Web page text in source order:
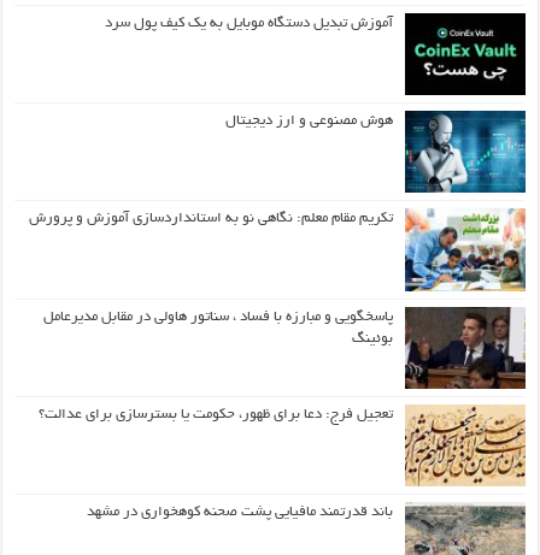
آموزش تبدیل دستگاه موبایل به یک کیف‌ پول سرد
هوش مصنوعی و ارز دیجیتال
تکریم مقام معلم: نگاهی نو به استانداردسازی آموزش و پرورش
پاسخگویی و مبارزه با فساد ، سناتور هاولی در مقابل مدیرعامل
بوئینگ
تعجیل فرج: دعا برای ظهور، حکومت یا بسترسازی برای عدالت؟
باند قدرتمند مافیایی پشت صحنه کوهخواری در مشهد